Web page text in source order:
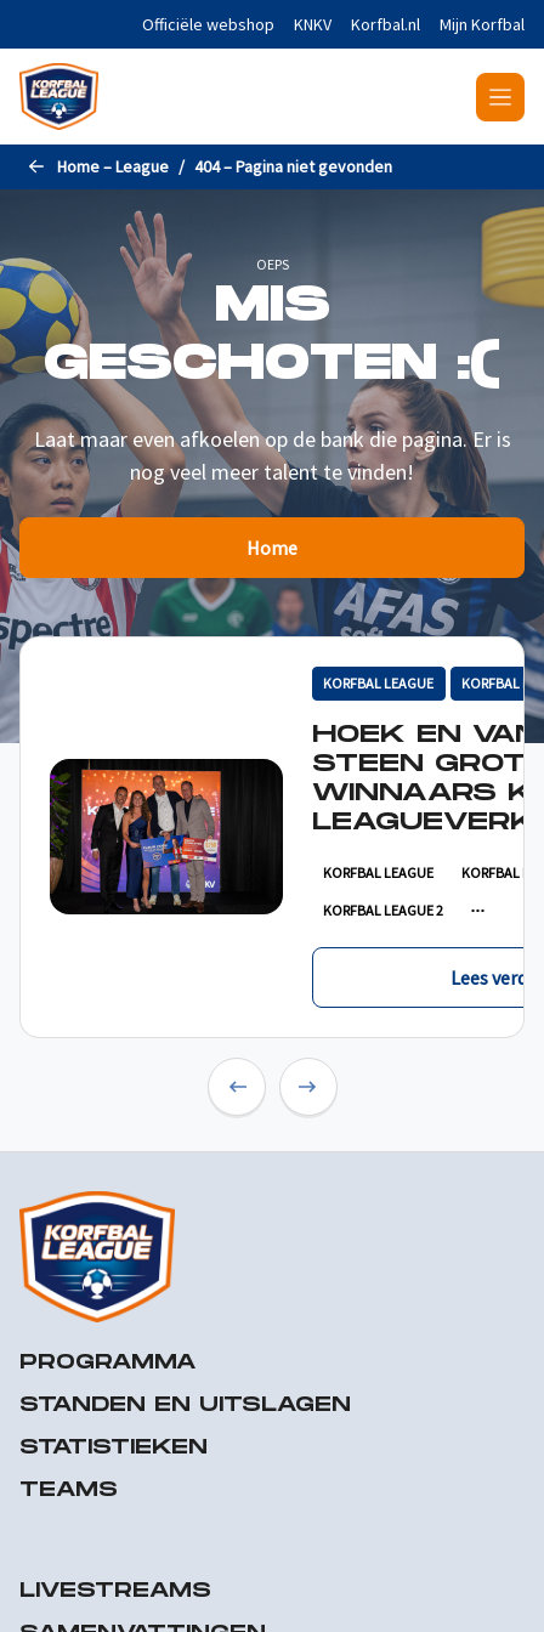
Naar de hoofdinhoud gaanOfficiële webshop KNKV Korfbal.nl Mijn Korfbal
Home – League 404 – Pagina niet gevonden
OEPS
MIS
GESCHOTEN :(
Laat maar even afkoelen op de bank die pagina. Er is
nog veel meer talent te vinden!
Home
KORFBAL LEAGUE KORFBAL
HOEK EN VAN
STEEN
WINNAARS
KORFBAL LEAGUE KORFBAL
KORFBAL LEAGUE 2
Lees verder
PROGRAMMA
STANDEN EN UITSLAGEN
STATISTIEKEN
TEAMS
LIVESTREAMS